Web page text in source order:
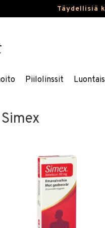
Täydellisiä
Piilolinssit
Simex